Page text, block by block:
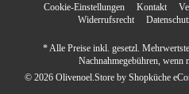
Cookie-Einstellungen Kontakt
Widerrufsrecht
* Alle Preise inkl. gesetzl.
Nachnahmegebühren, wenn
© 2026 Olivenoel.Store by Shopküche